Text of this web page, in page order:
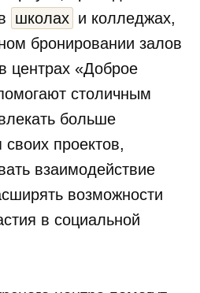
школах и колледжах,
бронировании залов
центрах «Доброе
столичным
больше
проектов,
взаимодействие
возможности
в социальной